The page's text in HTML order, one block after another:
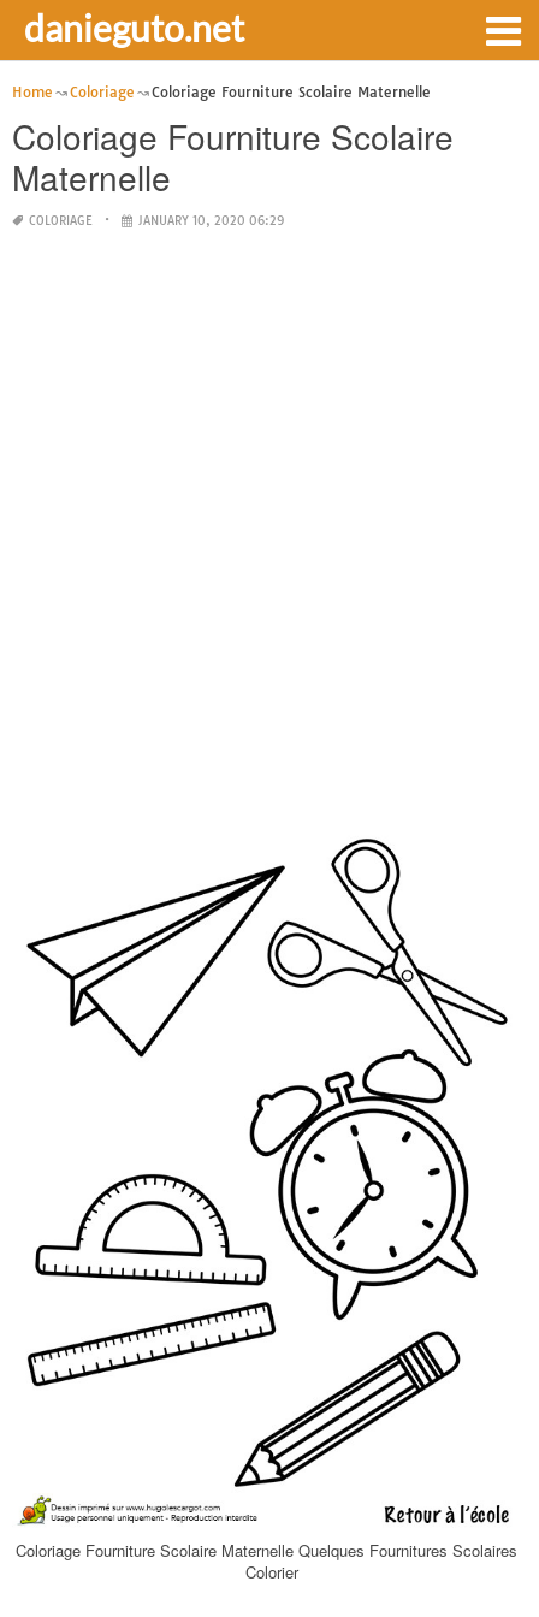
danieguto.net
Home Coloriage Coloriage Fourniture Scolaire Maternelle
Coloriage Fourniture Scolaire
Maternelle
COLORIAGE JANUARY 10, 2020 06:29
Coloriage Fourniture Scolaire Maternelle Quelques Fournitures Scolaires
Colorier